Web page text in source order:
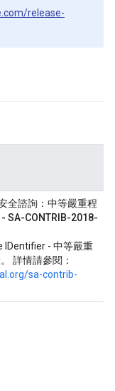
release-
全諮詢：中等嚴重程
SA-CONTRIB-2018-
IDentifier - 中等嚴重
詳情請參閱：
sa-contrib-